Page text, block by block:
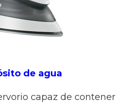
de agua
capaz de contener